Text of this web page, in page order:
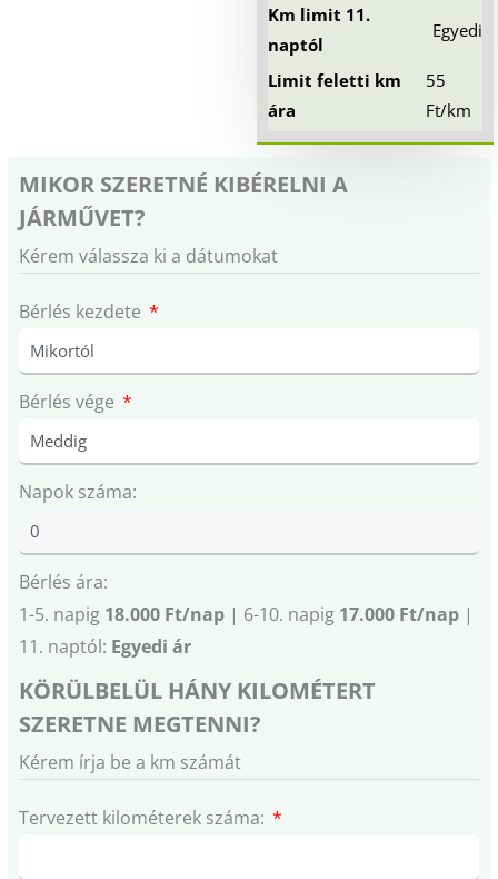
Km limit 11.
naptól
Egyedi
Limit feletti km
ára
55
Ft/km
MIKOR SZERETNÉ KIBÉRELNI A
JÁRMŰVET?
Kérem válassza ki a dátumokat
Bérlés kezdete
Bérlés vége
Napok száma:
Bérlés ára:
1-5. napig 18.000 Ft/nap | 6-10. napig 17.000 Ft/nap |
11. naptól: Egyedi ár
KÖRÜLBELÜL HÁNY KILOMÉTERT
SZERETNE MEGTENNI?
Kérem írja be a km számát
Tervezett kilométerek száma: